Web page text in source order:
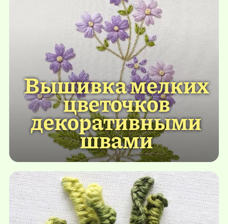
Вышивка мелких
цветочков
декоративными
швами